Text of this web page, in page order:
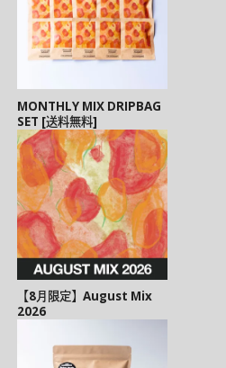
MONTHLY MIX DRIPBAG
SET [送料無料]
【8月限定】August Mix
2026